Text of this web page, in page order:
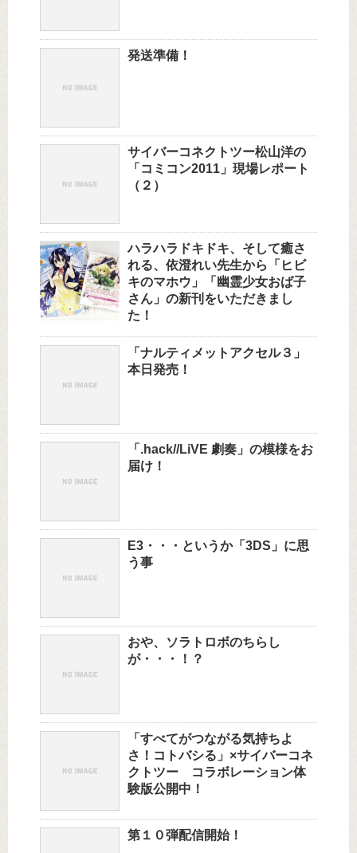
発送準備！
サイバーコネクトツー松山洋の
「コミコン2011」現場レポート
（２）
ハラハラドキドキ、そして癒さ
れる、依澄れい先生から「ヒビ
キのマホウ」「幽霊少女おば子
さん」の新刊をいただきまし
た！
「ナルティメットアクセル３」
本日発売！
「.hack//LiVE 劇奏」の模様をお
届け！
E3・・・というか「3DS」に思
う事
おや、ソラトロボのちらし
が・・・！？
「すべてがつながる気持ちよ
さ！コトバシる」×サイバーコネ
クトツー コラボレーション体
験版公開中！
第１０弾配信開始！